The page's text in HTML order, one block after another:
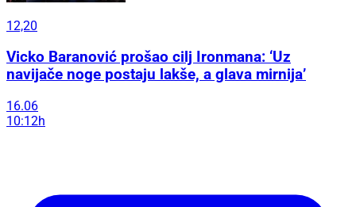
12,20
Vicko Baranović prošao cilj Ironmana: ‘Uz
navijače noge postaju lakše, a glava mirnija’
16.06
10:12h